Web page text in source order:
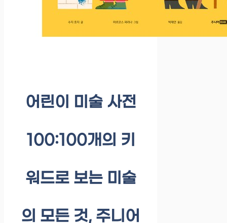
어린이 미술 사전
100:100개의 키
워드로 보는 미술
의 모든 것, 주니어